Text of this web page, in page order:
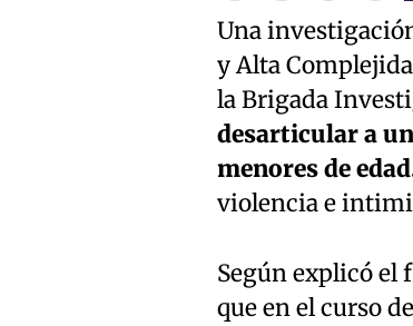
Una
y Alta
la Brigada
desarticular a
menores de
violencia e
Según explicó el
que en el curso